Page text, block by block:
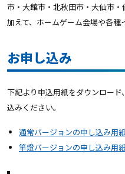
市・大館市・北秋田市・大仙市・
加えて、ホームゲーム会場や各種
お申し込み
下記より申込用紙をダウンロー
込みください。
通常バージョンの申し込み用
竿燈バージョンの申し込み用